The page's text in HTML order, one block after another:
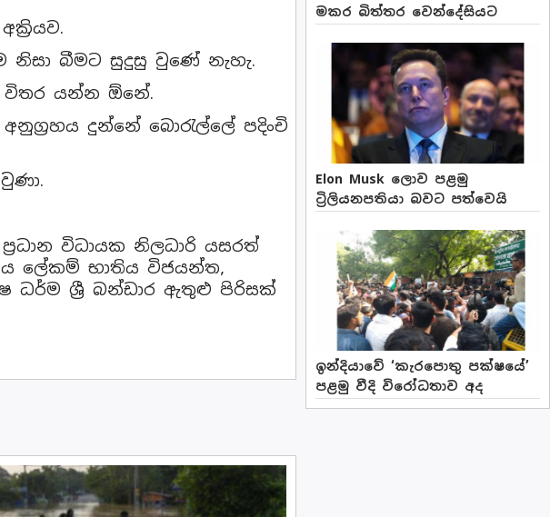
බීමට සුදුසු වුණේ නැහැ.
විතර යන්න ඕනේ.
දුන්නේ බොරැල්ලේ පදිංචි
විධායක නිලධාරි යසරත්
ලේකම් භාතිය විජයන්ත,
ධර්ම ශ්‍රී බන්ඩාර ඇතුළු පිරිසක්
මකර බිත්තර වෙන්දේසියට
Elon Musk ලොව පළමු
ට්‍රිලියනපතියා බවට පත්වෙයි
ඉන්දියාවේ ‘කැරපොතු පක්ෂයේ’
පළමු වීදි විරෝධතාව අද